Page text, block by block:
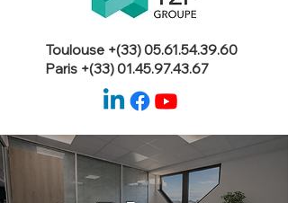
Toulouse +(33)05.61.54.39.60
Paris +(33)01.45.97.43.67